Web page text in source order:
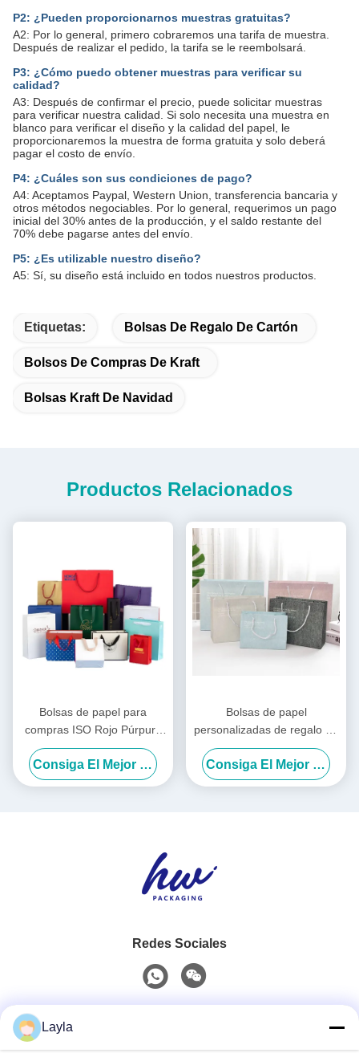
P2: ¿Pueden proporcionarnos muestras gratuitas?
A2: Por lo general, primero cobraremos una tarifa de muestra.
Después de realizar el pedido, la tarifa se le reembolsará.
P3: ¿Cómo puedo obtener muestras para verificar su
calidad?
A3: Después de confirmar el precio, puede solicitar muestras
para verificar nuestra calidad. Si solo necesita una muestra en
blanco para verificar el diseño y la calidad del papel, le
proporcionaremos la muestra de forma gratuita y solo deberá
pagar el costo de envío.
P4: ¿Cuáles son sus condiciones de pago?
A4: Aceptamos Paypal, Western Union, transferencia bancaria y
otros métodos negociables. Por lo general, requerimos un pago
inicial del 30% antes de la producción, y el saldo restante del
70% debe pagarse antes del envío.
P5: ¿Es utilizable nuestro diseño?
A5: Sí, su diseño está incluido en todos nuestros productos.
Etiquetas: Bolsas De Regalo De Cartón
Bolsos De Compras De Kraft
Bolsas Kraft De Navidad
Productos Relacionados
Bolsas de papel para
compras ISO Rojo Púrpura
Ropa Bolsas de compras
Logotipo Personalizado
Consiga El Mejor Precio
Bolsas de papel
personalizadas de regalo de
mano Bolsas de regalo de
cumpleaños de estilo INS
Consiga El Mejor Precio
Redes Sociales
Layla